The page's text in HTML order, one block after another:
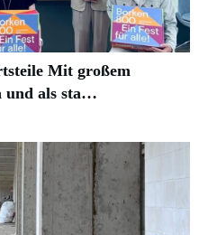
Mit großem
und als sta…